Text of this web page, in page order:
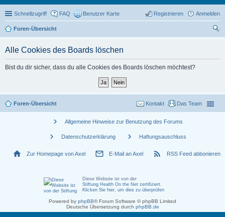
Schnellzugriff FAQ Benutzer Karte Anmelden
Registrieren
Foren-Übersicht
Alle Cookies des Boards löschen
Bist du dir sicher, dass du alle Cookies des Boards löschen möchtest?
Foren-Übersicht Das Team
Kontakt
chevron_right Allgemeine Hinweise zur Benutzung des Forums
chevron_right Datenschutzerklärung chevron_right Haftungsauschluss
home Zur Homepage von Axel mail_outline E-Mail an Axel rss_feed RSS Feed abbonieren
Diese Website ist von der
Stiftung Health On the Net zertifiziert.
Klicken Sie hier, um dies zu überprüfen
Powered by phpBB® Forum Software © phpBB Limited
Deutsche Übersetzung durch phpBB.de